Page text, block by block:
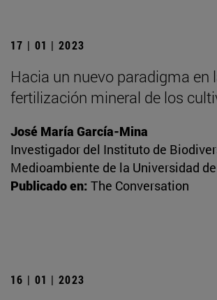
17 | 01 | 2023
Hacia un nuevo paradigma en
fertilización mineral de los
José María García-Mina
Investigador del Instituto de
Medioambiente de la Universidad
Publicado en: The Conversation
16 | 01 | 2023